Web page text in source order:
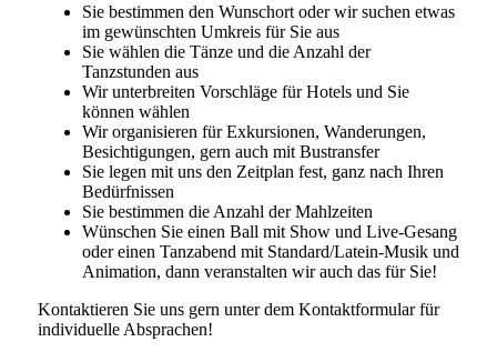
Sie bestimmen den Wunschort oder wir suchen etwas
im gewünschten Umkreis für Sie aus
Sie wählen die Tänze und die Anzahl der
Tanzstunden aus
Wir unterbreiten Vorschläge für Hotels und Sie
können wählen
Wir organisieren für Exkursionen, Wanderungen,
Besichtigungen, gern auch mit Bustransfer
Sie legen mit uns den Zeitplan fest, ganz nach Ihren
Bedürfnissen
Sie bestimmen die Anzahl der Mahlzeiten
Wünschen Sie einen Ball mit Show und Live-Gesang
oder einen Tanzabend mit Standard/Latein-Musik und
Animation, dann veranstalten wir auch das für Sie!
Kontaktieren Sie uns gern unter dem Kontaktformular für
individuelle Absprachen!